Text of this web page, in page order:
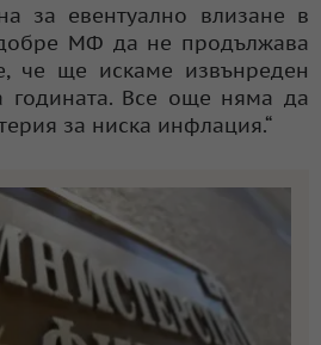
за евентуално влизане в
МФ да не продължава
че ще искаме извънреден
годината. Все още няма да
за ниска инфлация.“